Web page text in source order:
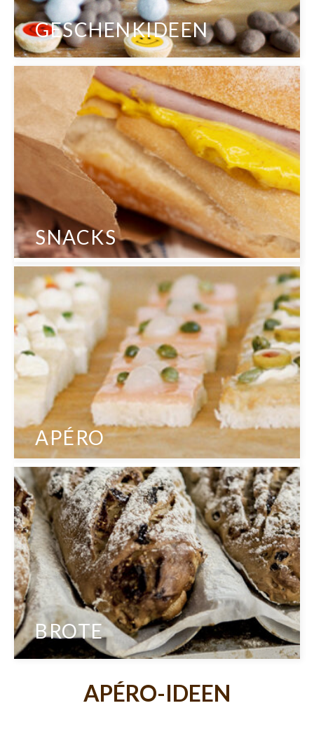
GESCHENKIDEEN
SNACKS
APÉRO
BROTE
APÉRO-IDEEN